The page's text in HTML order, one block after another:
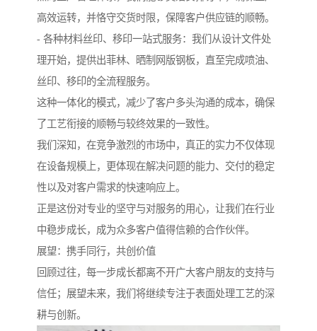
高效运转，并恪守交货时限，保障客户供应链的顺畅。
- 各种材料丝印、移印一站式服务：我们从设计文件处
理开始，提供出菲林、晒制网版钢板，直至完成喷油、
丝印、移印的全流程服务。
这种一体化的模式，减少了客户多头沟通的成本，确保
了工艺衔接的顺畅与较终效果的一致性。
我们深知，在竞争激烈的市场中，真正的实力不仅体现
在设备规模上，更体现在解决问题的能力、交付的稳定
性以及对客户需求的快速响应上。
正是这份对专业的坚守与对服务的用心，让我们在行业
中稳步成长，成为众多客户值得信赖的合作伙伴。
展望：携手同行，共创价值
回顾过往，每一步成长都离不开广大客户朋友的支持与
信任；展望未来，我们将继续专注于表面处理工艺的深
耕与创新。